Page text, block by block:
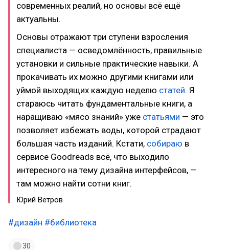
современных реалий, но основы всё ещё
актуальны.
Основы отражают три ступени взросления
специалиста — осведомлённость, правильные
установки и сильные практические навыки. А
прокачивать их можно другими книгами или
уймой выходящих каждую неделю статей. Я
стараюсь читать фундаментальные книги, а
наращиваю «мясо знаний» уже статьями — это
позволяет избежать воды, которой страдают
большая часть изданий. Кстати, собираю в
сервисе Goodreads всё, что выходило
интересного на тему дизайна интерфейсов, —
там можно найти сотни книг.
Юрий Ветров
#дизайн #библиотека
30